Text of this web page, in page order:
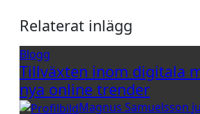
Relaterat inlägg
Blogg
Tillväxten inom digitala
nya online trender
Magnus Samuelsson